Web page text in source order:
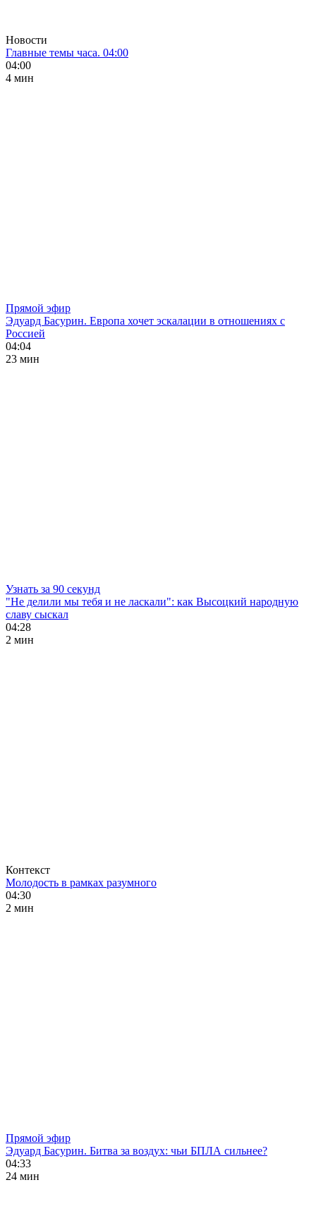
Новости
Главные темы часа. 04:00
04:00
4 мин
Прямой эфир
Эдуард Басурин. Европа хочет эскалации в отношениях с
Россией
04:04
23 мин
Узнать за 90 секунд
"Не делили мы тебя и не ласкали": как Высоцкий народную
славу сыскал
04:28
2 мин
Контекст
Молодость в рамках разумного
04:30
2 мин
Прямой эфир
Эдуард Басурин. Битва за воздух: чьи БПЛА сильнее?
04:33
24 мин